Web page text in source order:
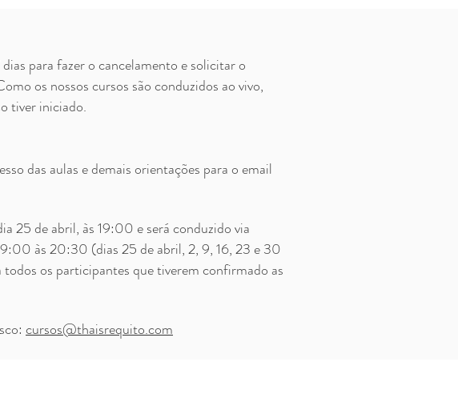
para fazer o cancelamento e solicitar o
os nossos cursos são conduzidos ao vivo,
tiver iniciado.​
das aulas e demais orientações para o email
25 de abril, às 19:00 e será conduzido via
às 20:30 (dias 25 de abril, 2, 9, 16, 23 e 30
os participantes que tiverem confirmado as
cursos@thaisrequito.com